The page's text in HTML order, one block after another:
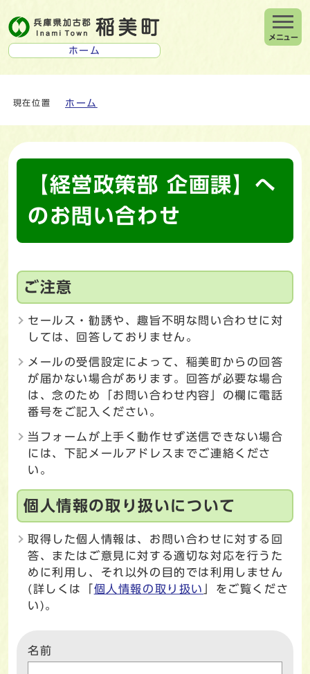
ホーム
メニュー
現在位置 ホーム
【経営政策部 企画課】へ
のお問い合わせ
ご注意
セールス・勧誘や、趣旨不明な問い合わせに対
しては、回答しておりません。
メールの受信設定によって、稲美町からの回答
が届かない場合があります。回答が必要な場合
は、念のため「お問い合わせ内容」の欄に電話
番号をご記入ください。
当フォームが上手く動作せず送信できない場合
には、下記メールアドレスまでご連絡くださ
い。
個人情報の取り扱いについて
取得した個人情報は、お問い合わせに対する回
答、またはご意見に対する適切な対応を行うた
めに利用し、それ以外の目的では利用しません
(詳しくは「個人情報の取り扱い
」をご覧くださ
い)。
名前